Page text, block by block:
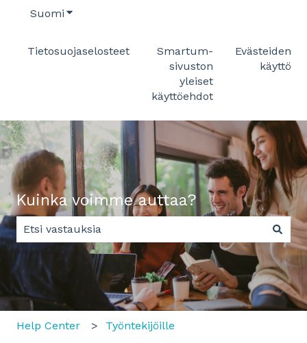
Suomi Näytä käännöksien alavalikko
Tietosuojaselosteet
Smartum-
sivuston
yleiset
käyttöehdot
Evästeiden
käyttö
Kuinka voimme auttaa?
Ehdotuksia ei ole, koska hakukenttä on tyhjä.
Help Center Työntekijöille